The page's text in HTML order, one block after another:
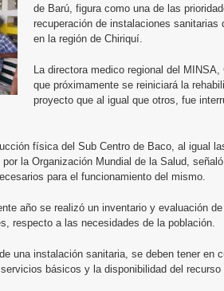
de Barú, figura como una de las
recuperación de instalaciones sanitarias
en la región de Chiriquí.
La directora medico regional del
que próximamente se reiniciará la
proyecto que al igual que otros, fue
física del Sub Centro de Baco, al igual
la Organización Mundial de la Salud,
para el funcionamiento del mismo.
año se realizó un inventario y evaluación
respecto a las necesidades de la población.
una instalación sanitaria, se deben tener en
básicos y la disponibilidad del